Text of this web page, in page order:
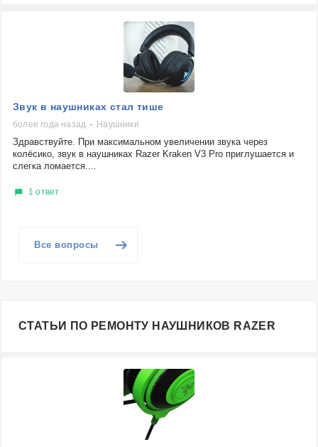
Звук в наушниках стал тише
более года назад Наушники
Здравствуйте. При максимальном увеличении звука через
колёсико, звук в наушниках Razer Kraken V3 Pro приглушается и
слегка ломается....
1 ответ
Все вопросы
СТАТЬИ ПО РЕМОНТУ НАУШНИКОВ RAZER